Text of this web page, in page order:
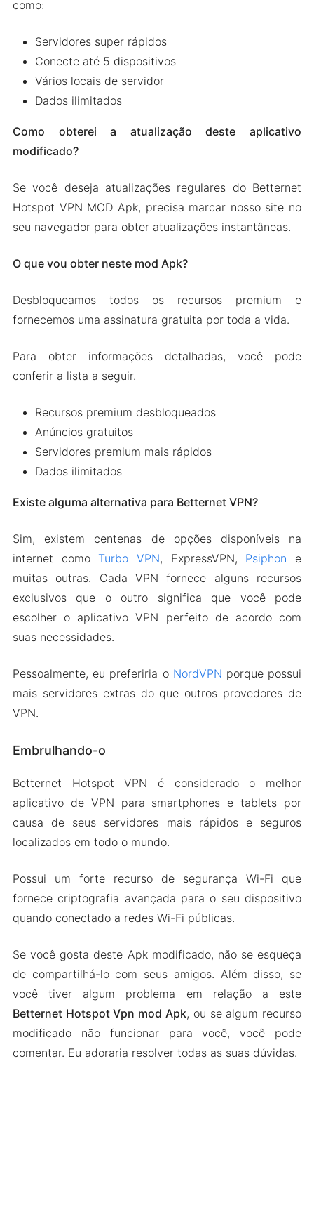
como:
Servidores super rápidos
Conecte até 5 dispositivos
Vários locais de servidor
Dados ilimitados
Como obterei a atualização deste aplicativo
modificado?
Se você deseja atualizações regulares do Betternet
Hotspot VPN MOD Apk, precisa marcar nosso site no
seu navegador para obter atualizações instantâneas.
O que vou obter neste mod Apk?
Desbloqueamos todos os recursos premium e
fornecemos uma assinatura gratuita por toda a vida.
Para obter informações detalhadas, você pode
conferir a lista a seguir.
Recursos premium desbloqueados
Anúncios gratuitos
Servidores premium mais rápidos
Dados ilimitados
Existe alguma alternativa para Betternet VPN?
Sim, existem centenas de opções disponíveis na
internet comoTurbo VPN, ExpressVPN, Psiphon e
muitas outras. Cada VPN fornece alguns recursos
exclusivos que o outro significa que você pode
escolher o aplicativo VPN perfeito de acordo com
suas necessidades.
Pessoalmente, eu preferiria o NordVPN porque possui
mais servidores extras do que outros provedores de
VPN.
Embrulhando-o
Betternet Hotspot VPN é considerado o melhor
aplicativo de VPN para smartphones e tablets por
causa de seus servidores mais rápidos e seguros
localizados em todo o mundo.
Possui um forte recurso de segurança Wi-Fi que
fornece criptografia avançada para o seu dispositivo
quando conectado a redes Wi-Fi públicas.
Se você gosta deste Apk modificado, não se esqueça
de compartilhá-lo com seus amigos. Além disso, se
você tiver algum problema em relação a este
Betternet Hotspot Vpn mod Apk, ou se algum recurso
modificado não funcionar para você, você pode
comentar. Eu adoraria resolver todas as suas dúvidas.